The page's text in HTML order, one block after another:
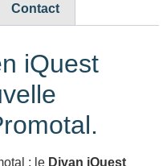
Contact
iQuest
: le Divan iQuest